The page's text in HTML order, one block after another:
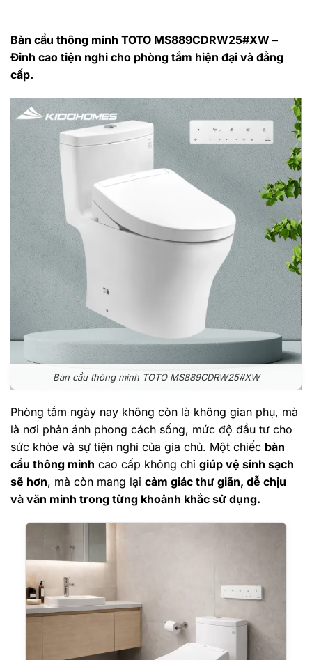
Bàn cầu thông minh TOTO MS889CDRW25#XW –
Đỉnh cao tiện nghi cho phòng tắm hiện đại và đẳng
cấp.
Bàn cầu thông minh TOTO MS889CDRW25#XW
Phòng tắm ngày nay không còn là không gian phụ, mà
là nơi phản ánh phong cách sống, mức độ đầu tư cho
sức khỏe và sự tiện nghi của gia chủ. Một chiếc bàn
cầu thông minh cao cấp không chỉ giúp vệ sinh sạch
sẽ hơn, mà còn mang lại cảm giác thư giãn, dễ chịu
và văn minh trong từng khoảnh khắc sử dụng.